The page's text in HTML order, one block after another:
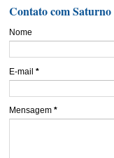
Contato com Saturno
Nome
E-mail *
Mensagem *